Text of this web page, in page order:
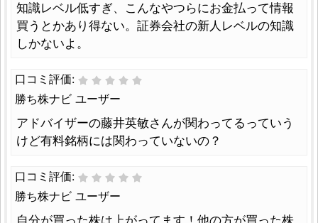
知識レベル低すぎ、こんなやつらにお金払って情報
買うとかあり得ない。証券会社の新人レベルの知識
しかないよ。
口コミ評価:
勝ち株ナビ ユーザー
アドバイザーの藤井英敏さんが関わってるっていう
けど有料銘柄には関わっていないの？
口コミ評価:
勝ち株ナビ ユーザー
自分が買った株は上がってます！他の方が買った株